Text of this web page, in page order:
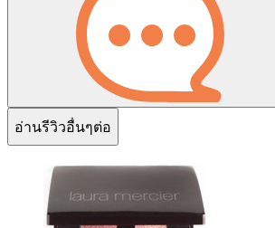
อ่านรีวิวอื่นๆต่อ